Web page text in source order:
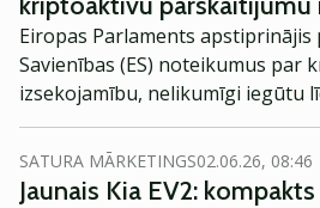
kāpumus, gan kritumus, turklāt,
analizē Jānis Rozenfelds, SEB
valdes priekšsēdētājs.
Eiropas Parlaments apstiprinājis
Savienības (ES) noteikumus par
izsekojamību, nelikumīgi iegūtu
novēršanu, kā arī kopīgus
aizsardzības noteikumus,
SATURA MĀRKETINGS02.06.26, 08:46
Jaunais Kia EV2: